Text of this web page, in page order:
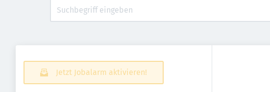
Jetzt Jobalarm aktivieren!